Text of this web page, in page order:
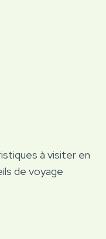
à visiter en
de voyage